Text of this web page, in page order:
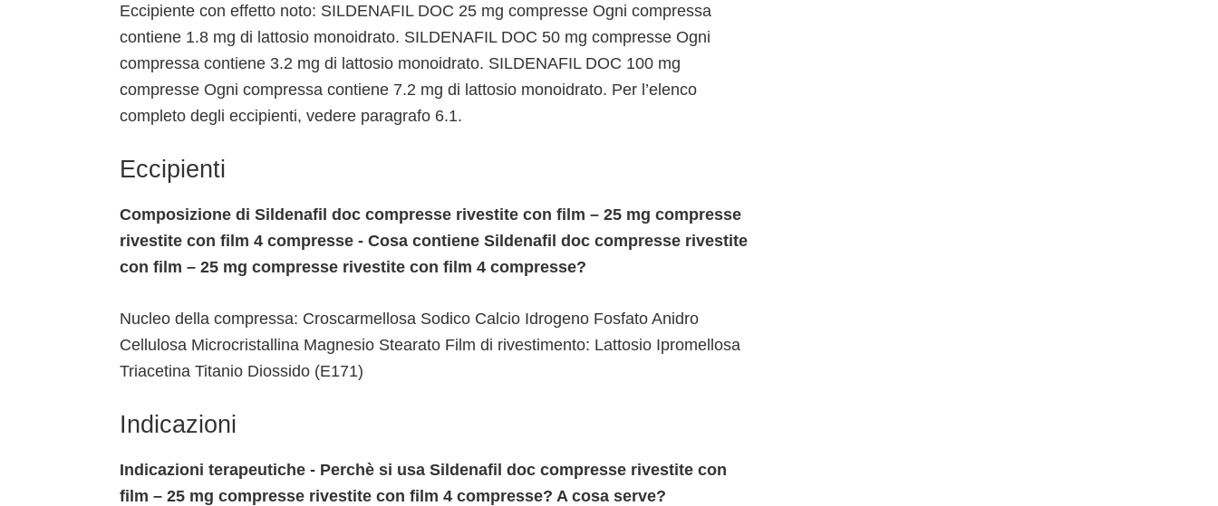
Eccipiente con effetto noto: SILDENAFIL DOC 25 mg compresse Ogni compressa
contiene 1.8 mg di lattosio monoidrato. SILDENAFIL DOC 50 mg compresse Ogni
compressa contiene 3.2 mg di lattosio monoidrato. SILDENAFIL DOC 100 mg
compresse Ogni compressa contiene 7.2 mg di lattosio monoidrato. Per l’elenco
completo degli eccipienti, vedere paragrafo 6.1.
Eccipienti
Composizione di Sildenafil doc compresse rivestite con film – 25 mg compresse
rivestite con film 4 compresse - Cosa contiene Sildenafil doc compresse rivestite
con film – 25 mg compresse rivestite con film 4 compresse?
Nucleo della compressa: Croscarmellosa Sodico Calcio Idrogeno Fosfato Anidro
Cellulosa Microcristallina Magnesio Stearato Film di rivestimento: Lattosio Ipromellosa
Triacetina Titanio Diossido (E171)
Indicazioni
Indicazioni terapeutiche - Perchè si usa Sildenafil doc compresse rivestite con
film – 25 mg compresse rivestite con film 4 compresse? A cosa serve?